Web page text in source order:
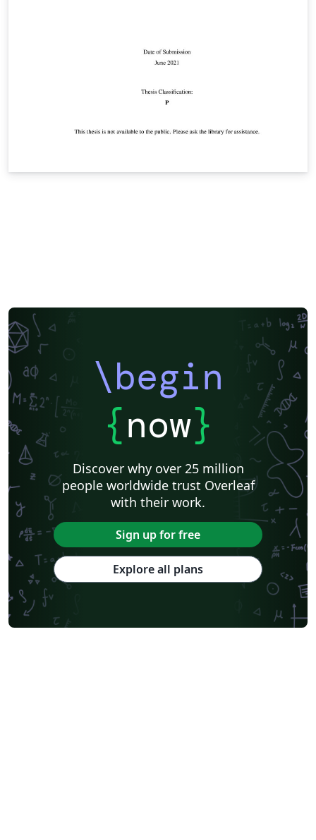
\begin
{now}
Discover why over 25 million
people worldwide trust Overleaf
with their work.
Sign up for free
Explore all plans